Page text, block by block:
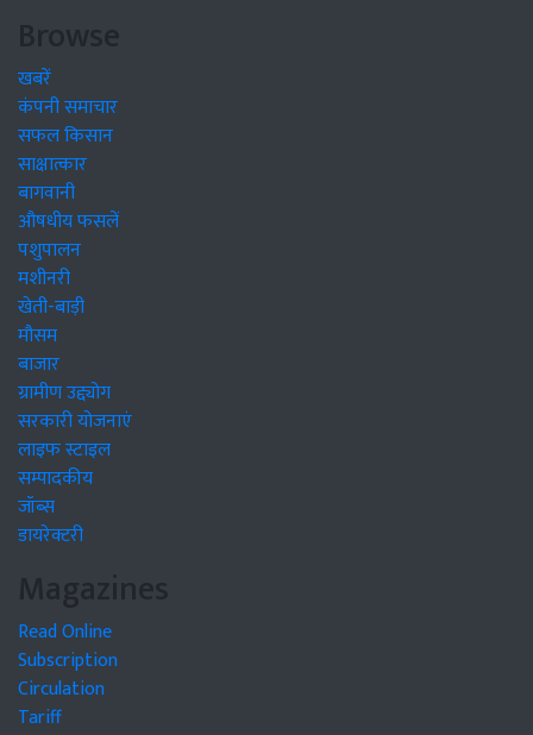
Browse
खबरें
कंपनी समाचार
सफल किसान
साक्षात्कार
बागवानी
औषधीय फसलें
पशुपालन
मशीनरी
खेती-बाड़ी
मौसम
बाजार
ग्रामीण उद्द्योग
सरकारी योजनाएं
लाइफ स्टाइल
सम्पादकीय
जॉब्स
डायरेक्टरी
Magazines
Read Online
Subscription
Circulation
Tariff